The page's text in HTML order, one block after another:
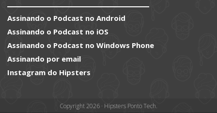
Assinando o Podcast no Android
Assinando o Podcast no iOS
Assinando o Podcast no Windows Phone
Assinando por email
Instagram do Hipsters
Copyright 2026 · Hipsters Ponto Tech.